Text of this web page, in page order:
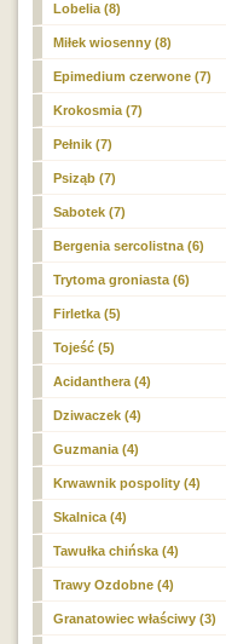
Lobelia (8)
Miłek wiosenny (8)
Epimedium czerwone (7)
Krokosmia (7)
Pełnik (7)
Psiząb (7)
Sabotek (7)
Bergenia sercolistna (6)
Trytoma groniasta (6)
Firletka (5)
Tojeść (5)
Acidanthera (4)
Dziwaczek (4)
Guzmania (4)
Krwawnik pospolity (4)
Skalnica (4)
Tawułka chińska (4)
Trawy Ozdobne (4)
Granatowiec właściwy (3)